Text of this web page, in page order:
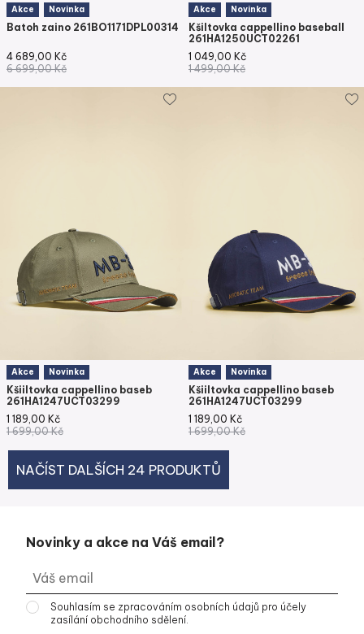
Akce Novinka
Batoh zaino 261BO1171DPL00314
4 689,00 Kč
6 699,00Kč
Akce Novinka
Kšiltovka cappellino baseball
261HA1250UCT02261
1 049,00 Kč
1 499,00Kč
Akce Novinka
Kšiiltovka cappellino baseb
261HA1247UCT03299
1 189,00 Kč
1 699,00Kč
Akce Novinka
Kšiiltovka cappellino baseb
261HA1247UCT03299
1 189,00 Kč
1 699,00Kč
NAČÍST DALŠÍCH 24 PRODUKTŮ
Novinky a akce na Váš email?
Souhlasím se zpracováním osobních údajů pro účely
zasílání obchodního sdělení.